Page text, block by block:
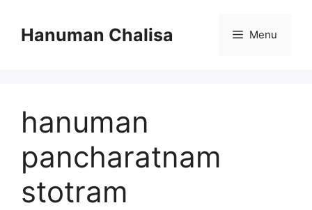
contentHanuman Chalisa Menu
hanuman
pancharatnam
stotram